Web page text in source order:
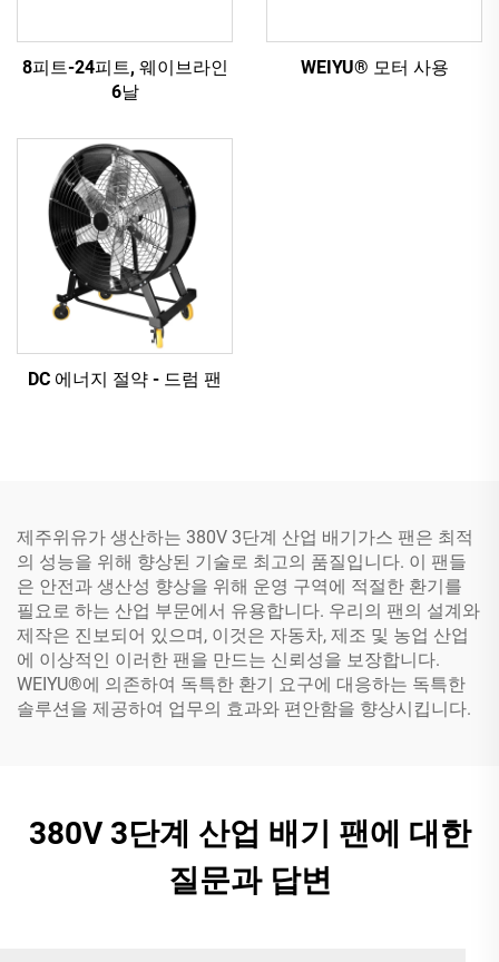
8피트-24피트, 웨이브라인
6날
WEIYU® 모터 사용
DC 에너지 절약 - 드럼 팬
제주위유가 생산하는 380V 3단계 산업 배기가스 팬은 최적
의 성능을 위해 향상된 기술로 최고의 품질입니다. 이 팬들
은 안전과 생산성 향상을 위해 운영 구역에 적절한 환기를
필요로 하는 산업 부문에서 유용합니다. 우리의 팬의 설계와
제작은 진보되어 있으며, 이것은 자동차, 제조 및 농업 산업
에 이상적인 이러한 팬을 만드는 신뢰성을 보장합니다.
WEIYU®에 의존하여 독특한 환기 요구에 대응하는 독특한
솔루션을 제공하여 업무의 효과와 편안함을 향상시킵니다.
380V 3단계 산업 배기 팬에 대한
질문과 답변